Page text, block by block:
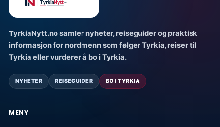
TyrkiaNytt.no samler nyheter, reiseguider og praktisk
informasjon for nordmenn som følger Tyrkia, reiser til
Tyrkia eller vurderer å bo i Tyrkia.
NYHETER REISEGUIDER BO I TYRKIA
MENY